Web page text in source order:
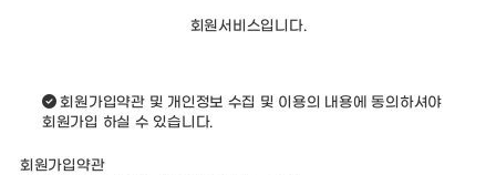
회원서비스입니다.
회원가입약관 및 개인정보 수집 및 이용의 내용에 동의하셔야
회원가입 하실 수 있습니다.
회원가입약관